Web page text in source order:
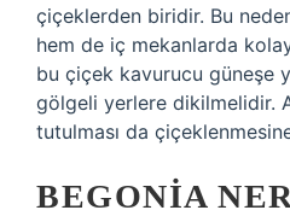
çiçeklerden biridir. Bu
hem de iç mekanlarda
bu çiçek kavurucu güneşe
gölgeli yerlere dikilmelidir.
tutulması da
BEGONIA